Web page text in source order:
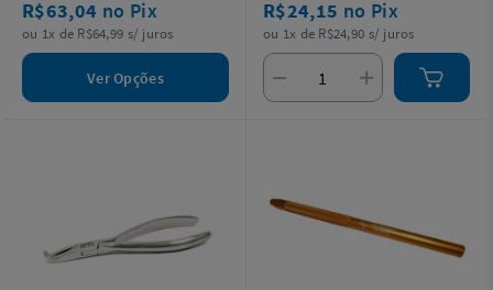
R$63,04 no Pix
ou 1x de R$64,99 s/ juros
Ver Opções
R$24,15 no Pix
ou 1x de R$24,90 s/ juros